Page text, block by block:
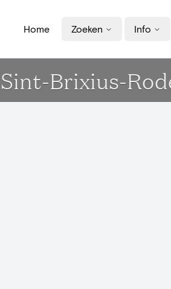
Home Zoeken Info
Brixius-